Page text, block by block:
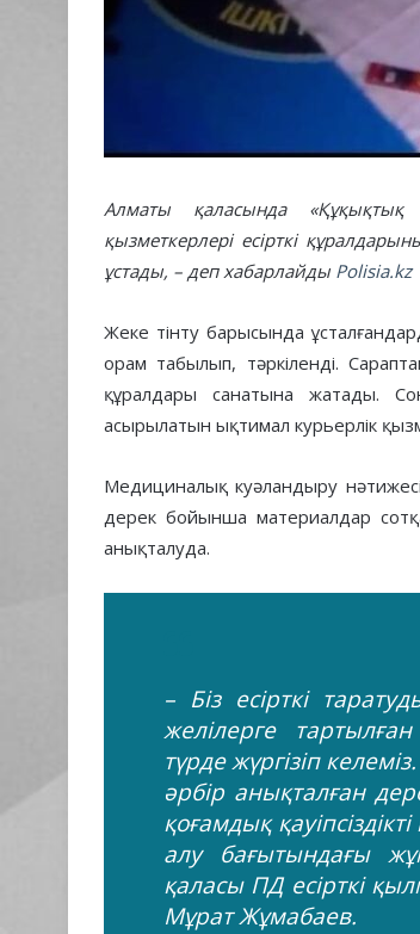
Алматы қаласында «Құқықтық
қызметкерлері есірткі
ұстады, – деп хабарлайды Polisia.kz
Жеке тінту барысында
орам табылып, тәркіленді.
құралдары санатына жатады.
асырылатын ықтимал курьерлік
Медициналық куәландыру
дерек бойынша материалдар сотқа
анықталуда.
– Біз есірткі
желілерге
түрде жүргізіп
әрбір анықталған
қоғамдық
алу бағытындағы
қаласы ПД есірткі
Мұрат Жұмабаев.